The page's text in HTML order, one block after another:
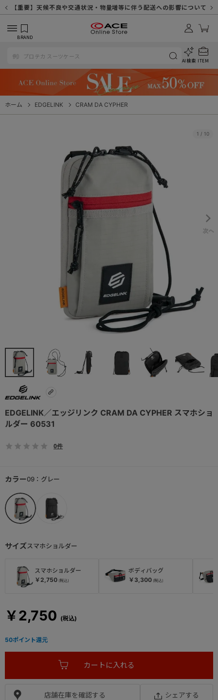
【重要】8/11（火・祝）休業及び配送スケジュールについて
【重要】令和８年熊本地震に伴う配送への影響について
【重要】納品書・領収書ペーパーレス化（電子化）のお知らせ
【重要】天候不良や交通状況・物量増等に伴う配送への影響について
【重要】悪質な詐欺サイトにご注意ください
【重要】各種メールが届かない場合に関しまして
【重要】お問い合わせのご対応に関しまして
【重要】SNSのなりすまし詐欺にご注意ください
BRAND
AI検索 ITEM
ホーム EDGELINK CRAM DA CYPHER
1 / 10
EDGELINK／エッジリンク CRAM DA CYPHER スマホショ
ルダー 60531
0件
￥2,750
サイズスマホショルダー
スマホショルダー
￥2,750
ボディバッグ
￥3,300
カラー09：グレー
店舗在庫を確認する シェアする
50ポイント還元